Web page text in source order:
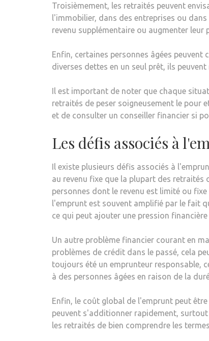
Troisièmement, les retraités peuvent
l'immobilier, dans des entreprises ou
revenu supplémentaire ou augmenter leur
Enfin, certaines personnes âgées
diverses dettes en un seul prêt, ils
Il est important de noter que chaque
retraités de peser soigneusement le pour
et de consulter un conseiller financier si
Les défis associés à
Il existe plusieurs défis associés à
au revenu fixe que la plupart des retraités
personnes dont le revenu est limité ou
l'emprunt est souvent amplifié par le fait
ce qui peut ajouter une pression
Un autre problème financier courant en
problèmes de crédit dans le passé, cela
toujours été un emprunteur responsable,
à des personnes âgées en raison de la
Enfin, le coût global de l'emprunt peut
peuvent s'additionner rapidement,
les retraités de bien comprendre les